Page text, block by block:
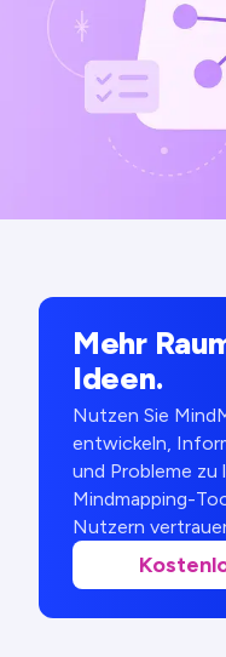
Mehr
Ideen.
Nutzen Sie
entwickeln,
und Probleme zu
Mindmapping-
Nutzern